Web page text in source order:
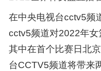
在中央电视台cctv5频
cctv5频道对2022年女
其中在首个比赛日北
台CCTV5频道将带来